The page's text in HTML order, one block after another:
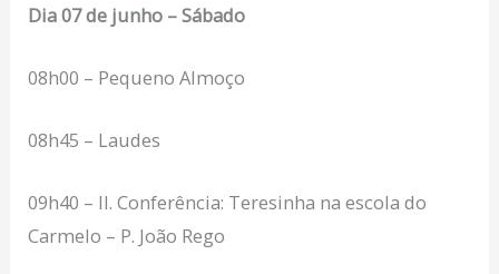
Dia 07 de junho – Sábado
08h00 – Pequeno Almoço
08h45 – Laudes
09h40 – II. Conferência: Teresinha na escola do
Carmelo – P. João Rego